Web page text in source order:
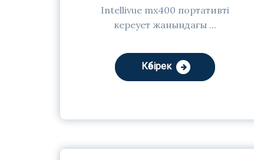
Intellivue mx400 портативті
кереует жанындағы ...
Көбірек